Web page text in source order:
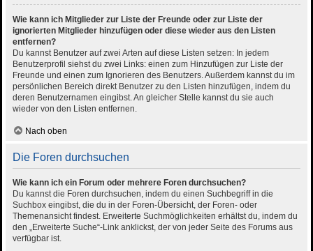
Wie kann ich Mitglieder zur Liste der Freunde oder zur Liste der
ignorierten Mitglieder hinzufügen oder diese wieder aus den Listen
entfernen?
Du kannst Benutzer auf zwei Arten auf diese Listen setzen: In jedem
Benutzerprofil siehst du zwei Links: einen zum Hinzufügen zur Liste der
Freunde und einen zum Ignorieren des Benutzers. Außerdem kannst du im
persönlichen Bereich direkt Benutzer zu den Listen hinzufügen, indem du
deren Benutzernamen eingibst. An gleicher Stelle kannst du sie auch
wieder von den Listen entfernen.
Nach oben
Die Foren durchsuchen
Wie kann ich ein Forum oder mehrere Foren durchsuchen?
Du kannst die Foren durchsuchen, indem du einen Suchbegriff in die
Suchbox eingibst, die du in der Foren-Übersicht, der Foren- oder
Themenansicht findest. Erweiterte Suchmöglichkeiten erhältst du, indem du
den „Erweiterte Suche“-Link anklickst, der von jeder Seite des Forums aus
verfügbar ist.